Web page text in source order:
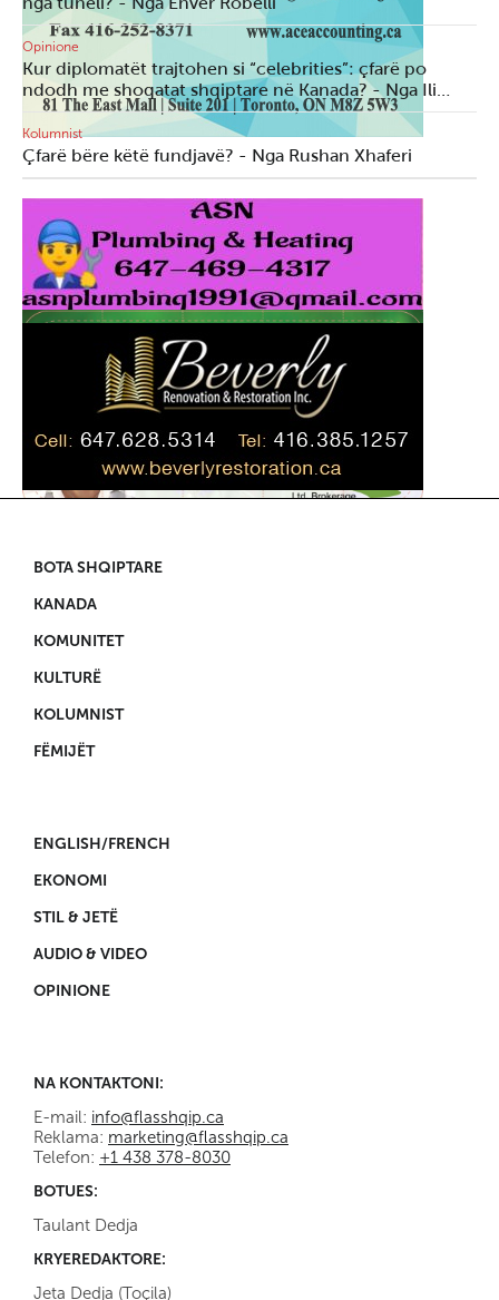
Opinione
Kur diplomatët trajtohen si “celebrities”: çfarë po
ndodh me shoqatat shqiptare në Kanada? - Nga Ili…
Kolumnist
Çfarë bëre këtë fundjavë? - Nga Rushan Xhaferi
BOTA SHQIPTARE
KANADA
KOMUNITET
KULTURË
KOLUMNIST
FËMIJËT
ENGLISH/FRENCH
EKONOMI
STIL & JETË
AUDIO & VIDEO
OPINIONE
NA KONTAKTONI:
E-mail: info@flasshqip.ca
Reklama: marketing@flasshqip.ca
Telefon: +1 438 378-8030
BOTUES:
Taulant Dedja
KRYEREDAKTORE:
Jeta Dedja (Toçila)